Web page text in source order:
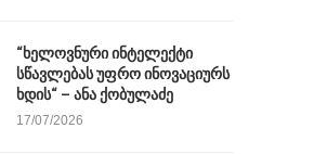
“ხელოვნური ინტელექტი
სწავლებას უფრო ინოვაციურს
ხდის“ – ანა ქობულაძე
17/07/2026